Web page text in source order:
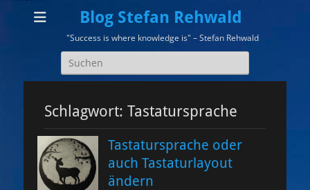
Blog Stefan Rehwald
"Success is where knowledge is" – Stefan Rehwald
Suchen
nach:
Schlagwort: Tastatursprache
Tastatursprache oder
auch Tastaturlayout
ändern